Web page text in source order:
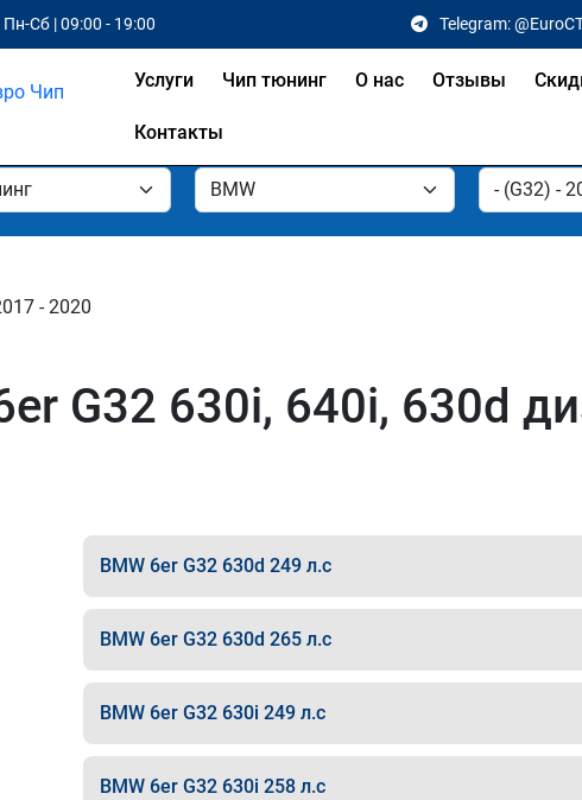
Пн-Сб | 09:00 - 19:00 Telegram:
Услуги Чип тюнинг О нас Отзывы
Контакты
- 2020
G32 630i, 640i, 630d
BMW 6er G32 630d 249 л.с
BMW 6er G32 630d 265 л.с
BMW 6er G32 630i 249 л.с
BMW 6er G32 630i 258 л.с